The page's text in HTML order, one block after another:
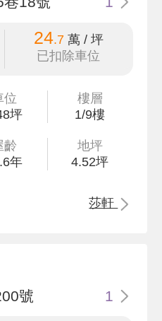
24.7萬 / 坪
已扣除車位
位
坪
樓層
1/9樓
齡
年
地坪
4.52坪
莎軒
號
1